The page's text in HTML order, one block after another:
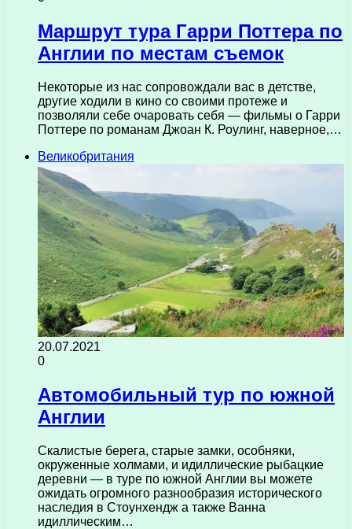
Маршрут тура Гарри Поттера по
Англии по местам съемок
Некоторые из нас сопровождали вас в детстве,
другие ходили в кино со своими протеже и
позволяли себе очаровать себя — фильмы о Гарри
Поттере по романам Джоан К. Роулинг, наверное,…
Великобритания
20.07.2021
0
Автомобильный тур по южной
Англии
Скалистые берега, старые замки, особняки,
окруженные холмами, и идиллические рыбацкие
деревни — в туре по южной Англии вы можете
ожидать огромного разнообразия исторического
наследия в Стоунхендж а также Ванна
идиллическим…